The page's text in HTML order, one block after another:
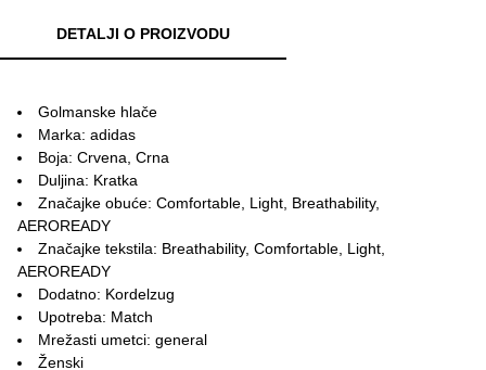
DETALJI O PROIZVODU
Golmanske hlače
Marka: adidas
Boja: Crvena, Crna
Duljina: Kratka
Značajke obuće: Comfortable, Light, Breathability,
AEROREADY
Značajke tekstila: Breathability, Comfortable, Light,
AEROREADY
Dodatno: Kordelzug
Upotreba: Match
Mrežasti umetci: general
Ženski